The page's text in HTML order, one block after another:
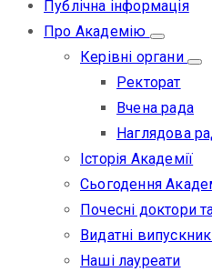
Публічна інформація
Про Академію
Керівні органи
Ректорат
Вчена рада
Наглядова
Історія Академії
Сьогодення
Почесні доктори
Видатні
Наші лауреати